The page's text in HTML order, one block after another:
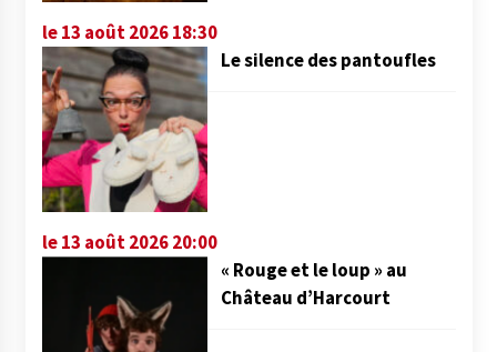
le 13 août 2026 18:30
Le silence des pantoufles
le 13 août 2026 20:00
« Rouge et le loup » au
Château d’Harcourt